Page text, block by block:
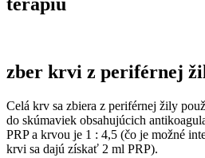
zber krvi z periférnej
Celá krv sa zbiera z periférnej žily
do skúmaviek obsahujúcich
PRP a krvou je 1 : 4,5 (čo je možné
krvi sa dajú získať 2 ml PRP).